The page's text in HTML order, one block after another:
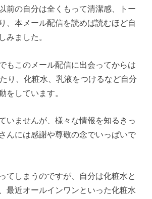
前の自分は全くもって清潔感、トー
、本メール配信を読めば読むほど自
みました。
もこのメール配信に出会ってからは
り、化粧水、乳液をつけるなど自分
をしています。
いませんが、様々な情報を知るきっ
んには感謝や尊敬の念でいっぱいで
てしまうのですが、自分は化粧水と
最近オールインワンといった化粧水